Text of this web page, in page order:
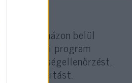
házon belül
bővítési program
a minőségellenőrzést,
kapacitást.